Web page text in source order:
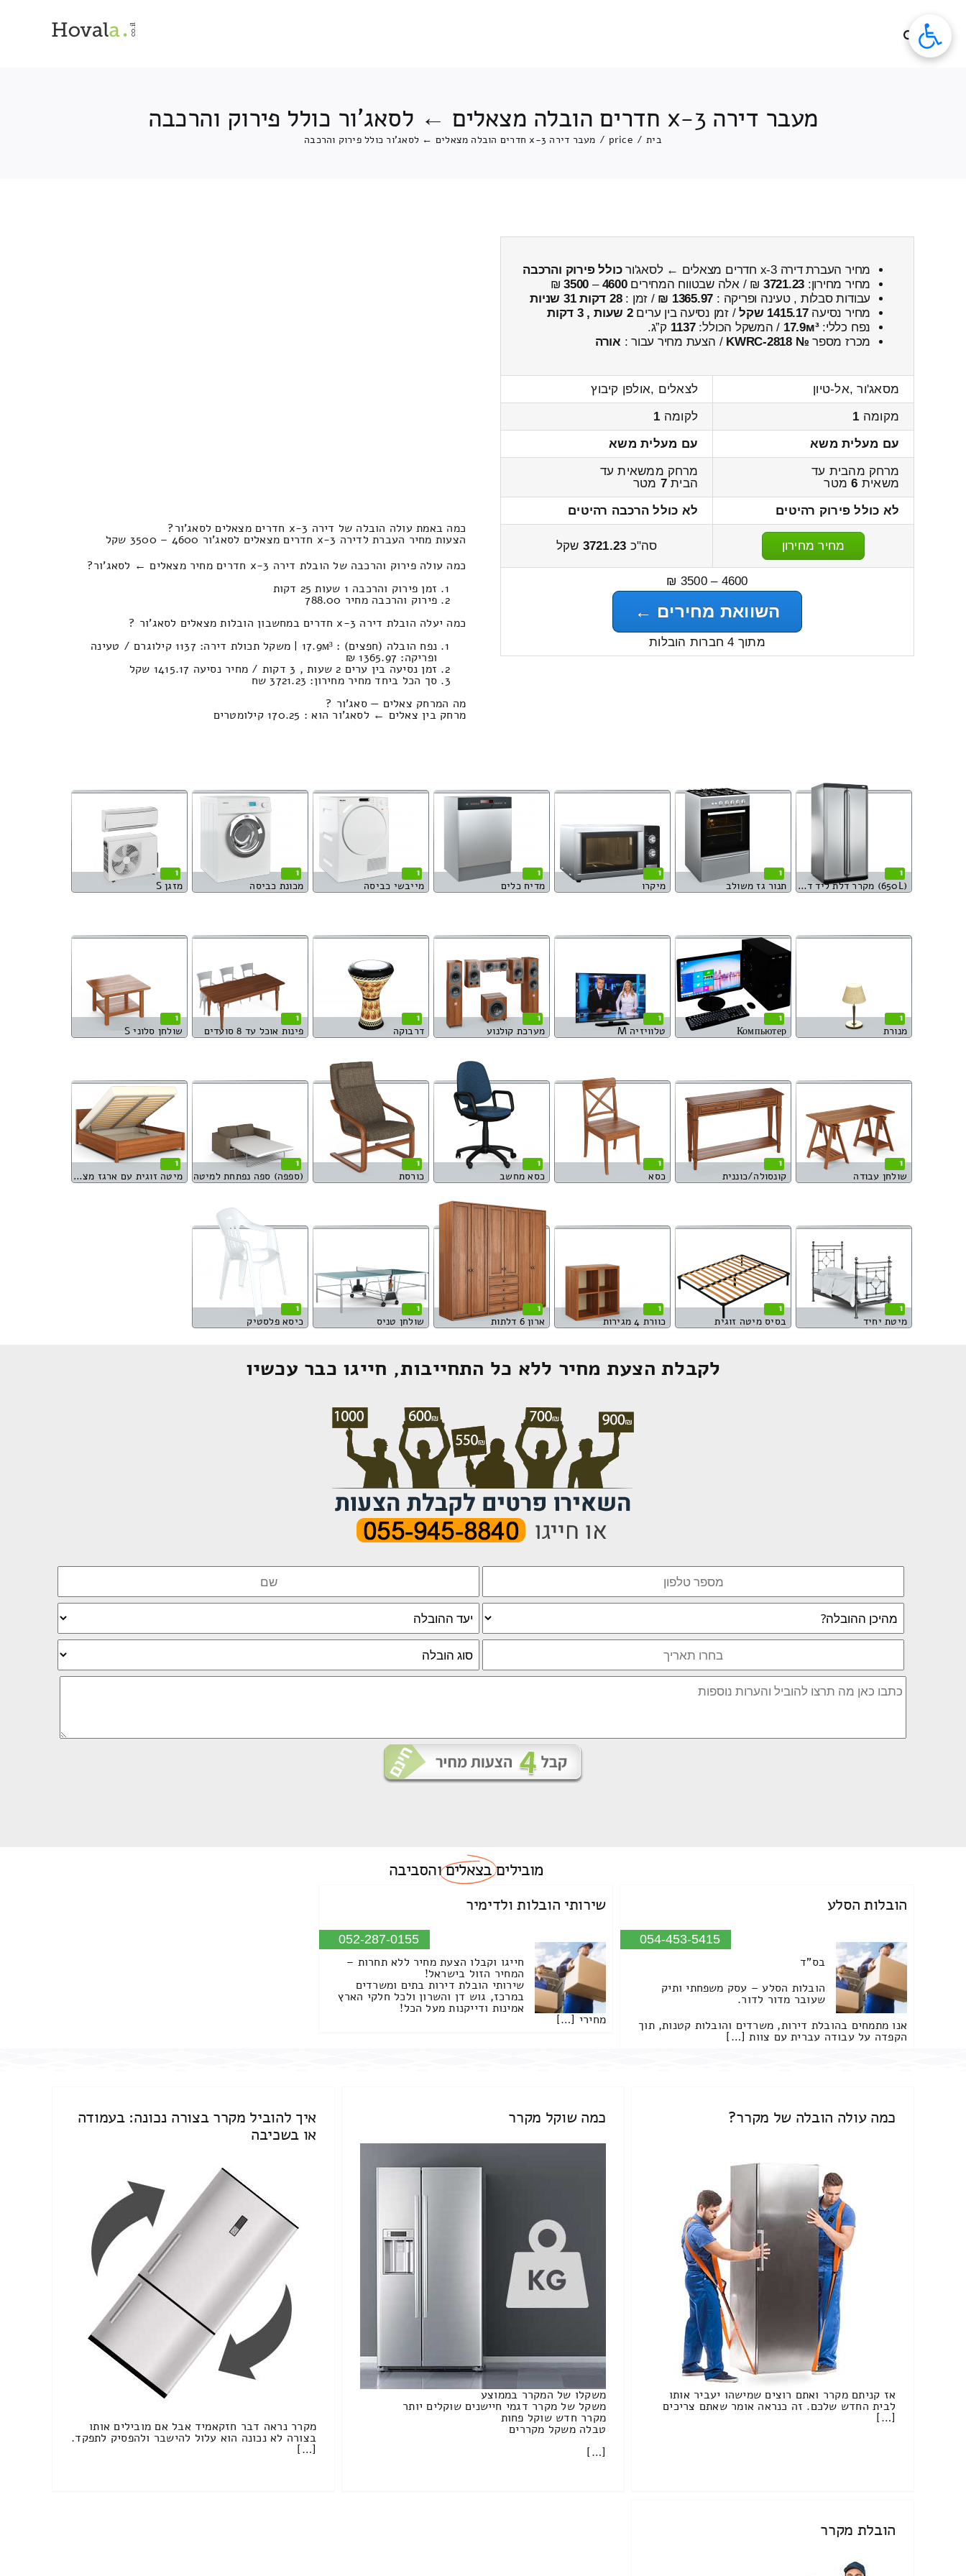
מעבר דירה 3-x חדרים הובלה מצאלים ← לסאג'ור כולל פירוק והרכבה
בית /
price
/ מעבר דירה 3-x חדרים הובלה מצאלים ← לסאג'ור כולל פירוק והרכבה
מחיר העברת דירה 3-x חדרים מצאלים ← לסאג'ור
כולל פירוק והרכבה
מחיר מחירון: 3721.23 ₪ / אלה שבטווח המחירים4600
–
3500
₪
עבודות סבלות , טעינה ופריקה : 1365.97 ₪ / זמן :28 דקות 31 שניות
מחיר נסיעה1415.17 שקל / זמן נסיעה בין ערים2 שעות , 3 דקות
נפח כללי:17.9м³ / המשקל הכולל:1137 ק”ג.
מכרז מספר № KWRC-2818 / הצעת מחיר עבור : אורה
מסאג'ור ,אל-טיון
לצאלים ,אולפן קיבוץ
מקומה 1 לקומה 1
עם מעלית משא
עם מעלית משא
מרחק מהבית עד
משאית 6מטר
מרחק ממשאית עד
הבית7 מטר
לא כולל פירוק רהיטים
לא כולל הרכבה רהיטים
מחיר מחירון סה"כ 3721.23 שקל
4600 – 3500 ₪
השוואת מחירים ←
מתוך 4 חברות הובלות
כמה באמת עולה הובלה של דירה 3-x חדרים מצאלים לסאג'ור?
הצעות מחיר העברת לדירה 3-x חדרים מצאלים לסאג'ור 4600 – 3500 שקל
כמה עולה פירוק והרכבה של הובלת דירה 3-x חדרים מחיר מצאלים ← לסאג'ור?
זמן פירוק והרכבה 1 שעות 25 דקות
פירוק והרכבה מחיר 788.00
כמה יעלה הובלת דירה 3-x חדרים במחשבון הובלות מצאלים לסאג'ור ?
נפח הובלה (חפצים) : 17.9м³ | משקל תכולת דירה: 1137 קילוגרם / טעינה
ופריקה: 1365.97 ₪
זמן נסיעה בין ערים 2 שעות , 3 דקות / מחיר נסיעה 1415.17 שקל
סך הכל ביחד מחיר מחירון: 3721.23 שח
מה המרחק צאלים — סאג'ור ?
מרחק בין צאלים ← לסאג'ור הוא : 170.25 קילומטרים
1
(650L) מקרר דלת ליד דלת
1
תנור גז משולב
1
מיקרו
1
מדיח כלים
1
מייבשי כביסה
1
מכונת כביסה
1
מזגן S
1
מנורת
1
Компьютер
1
טלוויזיה M
1
מערכת קולנוע
1
דרבוקה
1
פינות אוכל עד 8 סועדים
1
שולחן סלוני S
1
שולחן עבודה
1
קונסולה/כוננית
1
כסא
1
כסא מחשב
1
כורסת
1
(ספפה) ספה נפתחת למיטה
1
מיטה זוגית עם ארגז מצעים
1
מיטת יחיד
1
בסיס מיטה זוגית
1
כוורת 4 מגירות
1
ארון 6 דלתות
1
שולחן טניס
1
כיסא פלסטיק
לקבלת הצעת מחיר ללא כל התחייבות, חייגו כבר עכשיו
מוביליםבצאליםוהסביבה
הובלות הסלע
054-453-5415
בס"ד
הובלות הסלע – עסק משפחתי ותיק
שעובר מדור לדור.
אנו מתמחים בהובלת דירות, משרדים והובלות קטנות, תוך
הקפדה על עבודה עברית עם צוות […]
שירותי הובלות ולדימיר
052-287-0155
חייגו וקבלו הצעת מחיר ללא תחרות –
המחיר הזול בישראל!
שירותי הובלת דירות בתים ומשרדים
במרכז, גוש דן והשרון ולכל חלקי הארץ
אמינות ודייקנות מעל הכל!
מחירי […]
כמה עולה הובלה של מקרר?
אז קניתם מקרר ואתם רוצים שמישהו יעביר אותו
לבית החדש שלכם. זה כנראה אומר שאתם צריכים
[…]
כמה שוקל מקרר
משקלו של המקרר בממוצע
משקל של מקרר דגמי חיישנים שוקלים יותר
מקרר חדש שוקל פחות
טבלה משקל מקררים
[…]
איך להוביל מקרר בצורה נכונה: בעמודה
או בשכיבה
מקרר נראה דבר חזקאמיד אבל אם מובילים אותו
בצורה לא נכונה הוא עלול להישבר ולהפסיק לתפקד.
[…]
הובלת מקרר